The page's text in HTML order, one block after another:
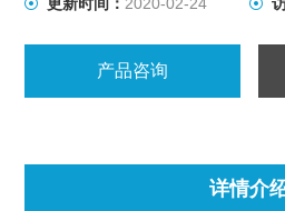
产品咨询
详情介